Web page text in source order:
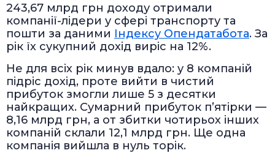
243,67 млрд грн доходу отримали
компанії-лідери у сфері транспорту та
пошти за даними Індексу Опендатабота. За
рік їх сукупний дохід виріс на 12%.
Не для всіх рік минув вдало: у 8 компаній
підріс дохід, проте вийти в чистий
прибуток змогли лише 5 з десятки
найкращих. Сумарний прибуток п’ятірки —
8,16 млрд грн, а от збитки чотирьох інших
компаній склали 12,1 млрд грн. Ще одна
компанія вийшла в нуль торік.